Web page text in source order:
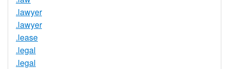
.lawyer
.lawyer
.lease
.legal
.legal